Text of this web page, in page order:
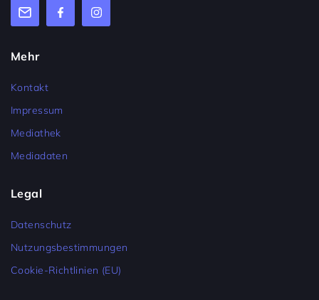
Mehr
Kontakt
Impressum
Mediathek
Mediadaten
Legal
Datenschutz
Nutzungsbestimmungen
Cookie-Richtlinien (EU)